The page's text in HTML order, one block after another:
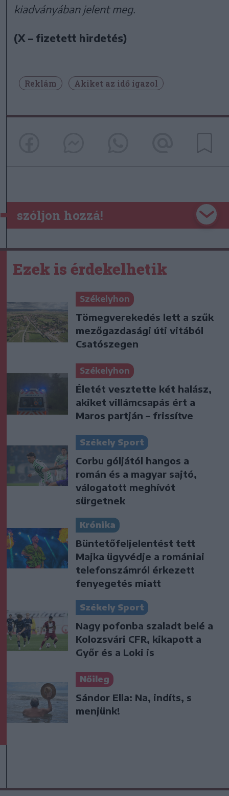
kiadványában jelent meg.
(X – fizetett hirdetés)
Reklám Akiket az idő igazol
szóljon hozzá!
Ezek is érdekelhetik
Székelyhon
Tömegverekedés lett a szűk
mezőgazdasági úti vitából
Csatószegen
Székelyhon
Életét vesztette két halász,
akiket villámcsapás ért a
Maros partján – frissítve
Székely Sport
Corbu góljától hangos a
román és a magyar sajtó,
válogatott meghívót
sürgetnek
Krónika
Büntetőfeljelentést tett
Majka ügyvédje a romániai
telefonszámról érkezett
fenyegetés miatt
Székely Sport
Nagy pofonba szaladt belé a
Kolozsvári CFR, kikapott a
Győr és a Loki is
Nőileg
Sándor Ella: Na, indíts, s
menjünk!